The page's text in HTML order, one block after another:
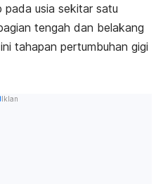
pada usia sekitar satu
tengah dan belakang
tahapan pertumbuhan gigi
Iklan